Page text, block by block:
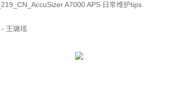
AccuSizer A7000 APS 日常维护tips
王璐瑶